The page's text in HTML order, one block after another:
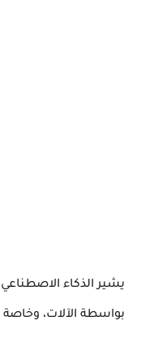
بواسطة الآلات، وخاصة